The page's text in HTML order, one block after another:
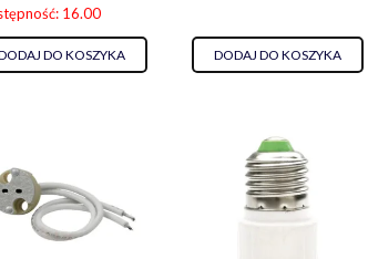
16.00
DO KOSZYKA DODAJ DO KOSZYKA